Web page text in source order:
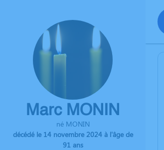
Marc MONIN
né MONIN
décédé le 14 novembre 2024 à l'âge de
91 ans